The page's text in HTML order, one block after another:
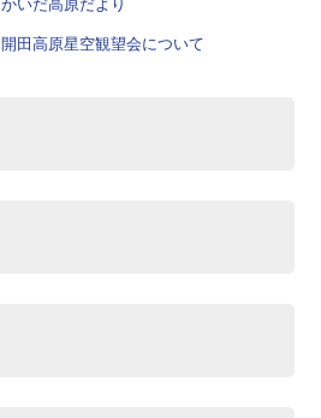
かいだ高原だより
開田高原星空観望会について